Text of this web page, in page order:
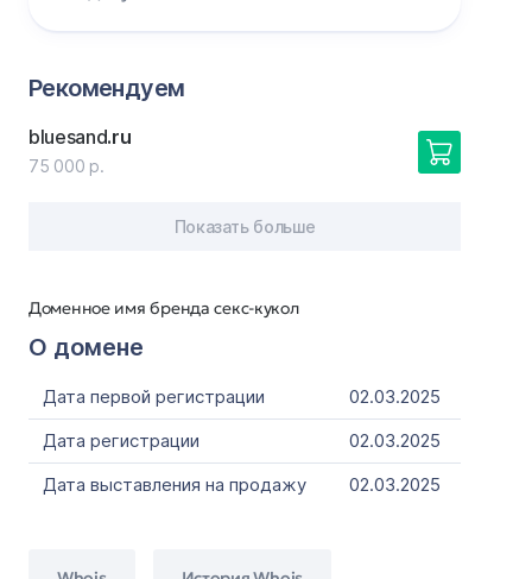
Доменное имя бренда секс-кукол
О домене
Дата первой регистрации
02.03.2025
Дата регистрации
02.03.2025
Дата выставления на продажу
02.03.2025
Рекомендуем
bluesand.ru
75 000 р.
Показать больше